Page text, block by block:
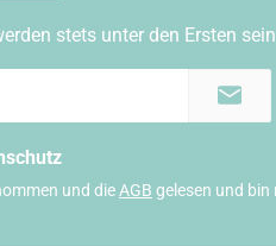
stets unter den Ersten
und die AGB gelesen und